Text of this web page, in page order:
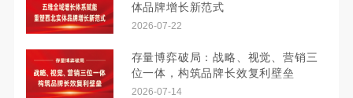
体品牌增长新范式
2026-07-22
存量博弈破局：战略、视觉、营销三
位一体，构筑品牌长效复利壁垒
2026-07-14